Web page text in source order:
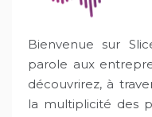
Bienvenue sur
parole aux
découvrirez, à
la multiplicité des